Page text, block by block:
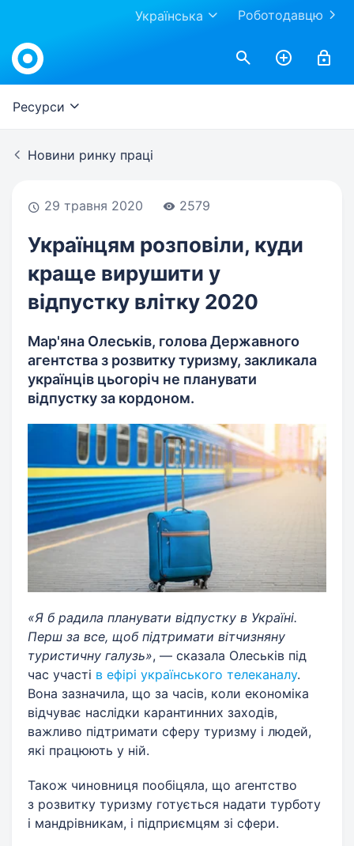
Роботодавцю
Українська
Work.ua
Ресурси
Новини ринку праці
29 травня 2020 2579
Українцям розповіли, куди
краще вирушити у
відпустку влітку 2020
Мар'яна Олеськів, голова Державного
агентства з розвитку туризму, закликала
українців цьогоріч не планувати
відпустку за кордоном.
«Я б радила планувати відпустку в Україні.
Перш за все, щоб підтримати вітчизняну
туристичну галузь», — сказала Олеськів під
час участі в ефірі українського телеканалу.
Вона зазначила, що за часів, коли економіка
відчуває наслідки карантинних заходів,
важливо підтримати сферу туризму і людей,
які працюють у ній.
Також чиновниця пообіцяла, що агентство
з розвитку туризму готується надати турботу
і мандрівникам, і підприємцям зі сфери.